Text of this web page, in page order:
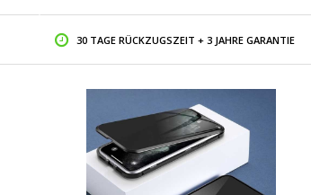
30 TAGE RÜCKZUGSZEIT + 3 JAHRE GARANTIE